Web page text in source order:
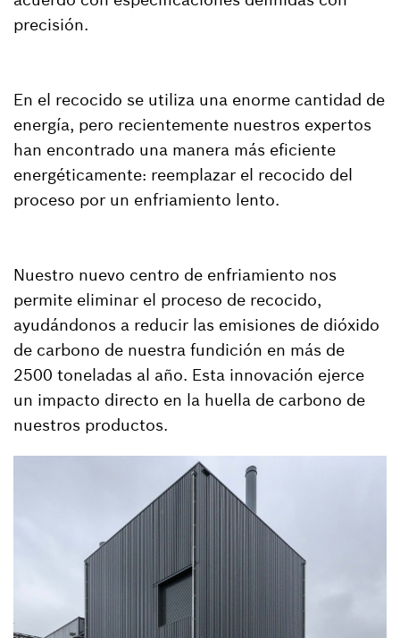
precisión.
En el recocido se utiliza una enorme cantidad de
energía, pero recientemente nuestros expertos
han encontrado una manera más eficiente
energéticamente: reemplazar el recocido del
proceso por un enfriamiento lento.
Nuestro nuevo centro de enfriamiento nos
permite eliminar el proceso de recocido,
ayudándonos a reducir las emisiones de dióxido
de carbono de nuestra fundición en más de
2500 toneladas al año. Esta innovación ejerce
un impacto directo en la huella de carbono de
nuestros productos.